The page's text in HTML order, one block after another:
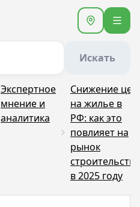
Искать
Экспертное
мнение и
аналитика
Снижение цен
на жилье в
РФ: как это
повлияет на
рынок
строительства
в 2025 году